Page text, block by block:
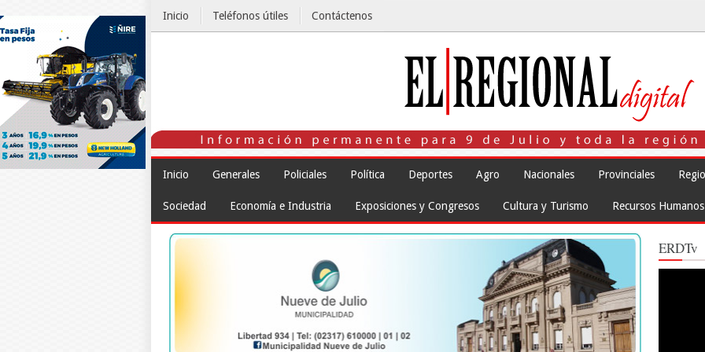
Inicio Teléfonos útiles Contáctenos
Inicio Generales Policiales Política Deportes Agro Nacionales Provinciales
Sociedad Economía e Industria Exposiciones y Congresos Cultura y Turismo Recursos Humanos
ERDTv